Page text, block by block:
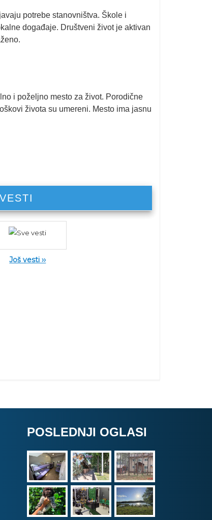
potrebe stanovništva. Škole i
događaje. Društveni život je aktivan
i poželjno mesto za život. Porodične
života su umereni. Mesto ima jasnu
Još vesti ››
POSLEDNJI OGLASI